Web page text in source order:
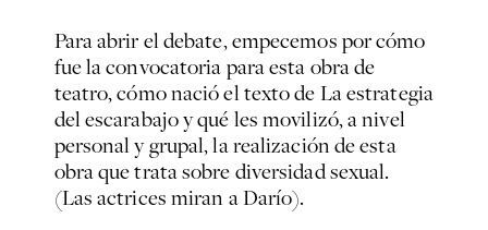
Para abrir el debate, empecemos por cómo
fue la convocatoria para esta obra de
teatro, cómo nació el texto de La estrategia
del escarabajo y qué les movilizó, a nivel
personal y grupal, la realización de esta
obra que trata sobre diversidad sexual.
(Las actrices miran a Darío).